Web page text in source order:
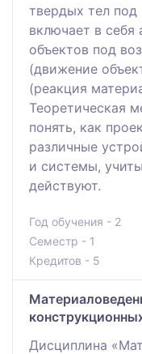
твердых тел под
включает в себя
объектов под
(движение
(реакция
Теоретическая
понять, как
различные
и системы,
действуют.
Год обучения - 2
Семестр - 1
Кредитов - 5
Дисциплина